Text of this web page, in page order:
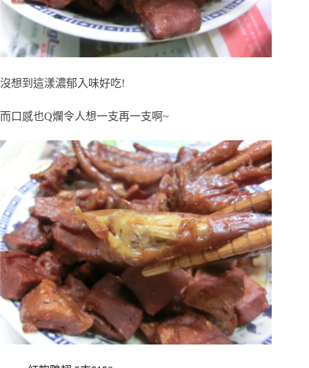
沒想到這漾濃郁入味好吃!
而口感也Q爛令人想一支再一支啊~